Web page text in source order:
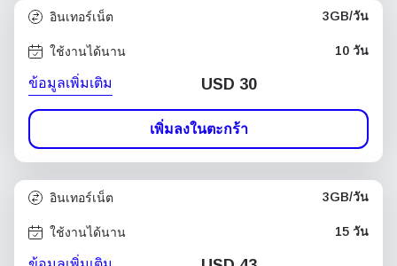
อินเทอร์เน็ต 3GB/วัน
ใช้งานได้นาน 10 วัน
ข้อมูลเพิ่มเติม USD 30
เพิ่มลงในตะกร้า
อินเทอร์เน็ต 3GB/วัน
ใช้งานได้นาน 15 วัน